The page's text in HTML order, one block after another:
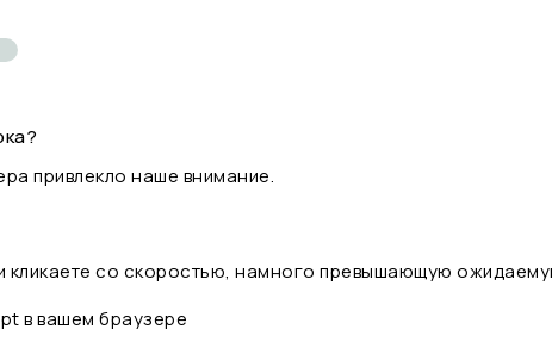
привлекло наше внимание.
кликаете со скоростью, намного превышающую
в вашем браузере